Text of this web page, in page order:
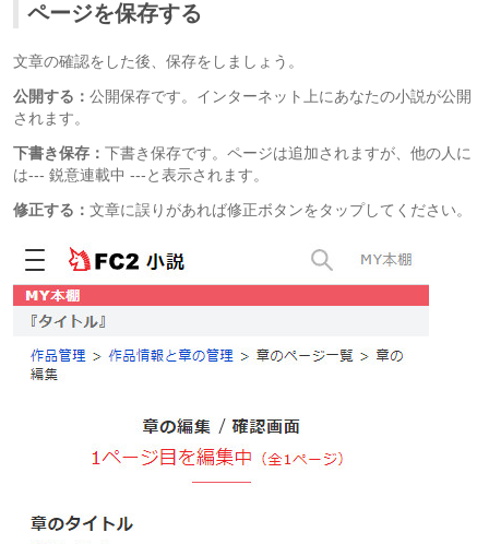
ページを保存する
文章の確認をした後、保存をしましょう。
公開する： 公開保存です。インターネット上にあなたの小説が公開
されます。
下書き保存： 下書き保存です。ページは追加されますが、他の人に
は--- 鋭意連載中 ---と表示されます。
修正する： 文章に誤りがあれば修正ボタンをタップしてください。